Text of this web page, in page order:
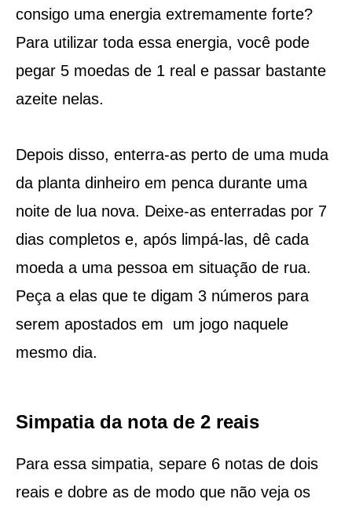
consigo uma energia extremamente forte?
Para utilizar toda essa energia, você pode
pegar 5 moedas de 1 real e passar bastante
azeite nelas.
Depois disso, enterra-as perto de uma muda
da planta dinheiro em penca durante uma
noite de lua nova. Deixe-as enterradas por 7
dias completos e, após limpá-las, dê cada
moeda a uma pessoa em situação de rua.
Peça a elas que te digam 3 números para
serem apostados em um jogo naquele
mesmo dia.
Simpatia da nota de 2 reais
Para essa simpatia, separe 6 notas de dois
reais e dobre as de modo que não veja os